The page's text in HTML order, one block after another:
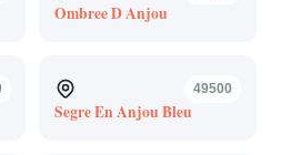
Ombree D Anjou
49500
Segre En Anjou Bleu